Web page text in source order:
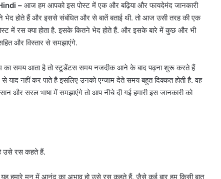
– आज हम आपको इस पोस्ट में एक और बढ़िया और फायदेमंद जानकारी
होते हैं और इससे संबंधित और से बातें बताई थी. तो आज उसी तरह की एक
में रस क्या होता है. इसके कितने भेद होते हैं. और इसके बारे में कुछ और भी
और विस्तार से समझाएंगे.
का समय आता है तो स्टूडेंटस समय नजदीक आने के बाद पढ़ना शुरू करते हैं
नहीं कर पाते है इसलिए उनको एग्जाम देते समय बहुत दिक्कत होती है. वह
सरल भाषा में समझाएंगे तो आप नीचे दी गई हमारी इस जानकारी को
है उसे रस कहते हैं.
हमारे मन में आनंद का अभाव हो उसे रस कहते हैं. जैसे कई बार हम किसी बात